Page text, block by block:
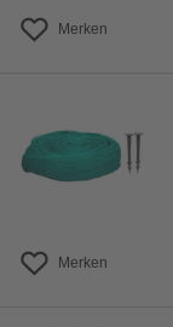
Merken
Merken